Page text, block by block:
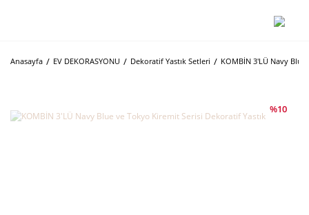
Anasayfa EV DEKORASYONU Dekoratif Yastık Setleri KOMBİN 3'LÜ Navy Blue
%10